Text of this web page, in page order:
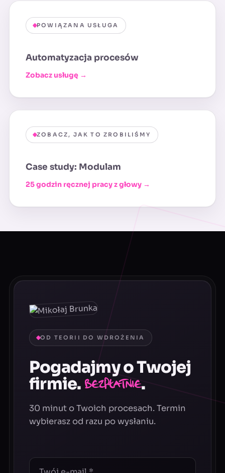
POWIĄZANA USŁUGA
Automatyzacja procesów
Zobacz usługę →
ZOBACZ, JAK TO ZROBILIŚMY
Case study: Modulam
25 godzin ręcznej pracy z głowy →
OD TEORII DO WDROŻENIA
Pogadajmy o Twojej
firmie. Bezpłatnie.
30 minut o Twoich procesach. Termin
wybierasz od razu po wysłaniu.